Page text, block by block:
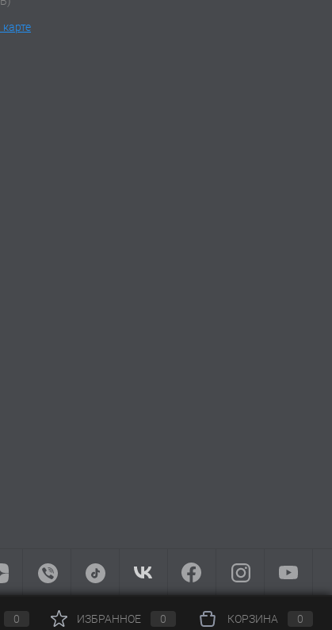
0 ИЗБРАННОЕ 0 КОРЗИНА 0